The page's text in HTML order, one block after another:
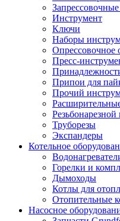
Инструмент
Ключи
Наборы
Опрессовочное
Пресс-
Припои для
Прочий
Труборезы
Экспандеры
Котельное
Горелки и
Дымоходы
Котлы для
Отопительные
Насосное